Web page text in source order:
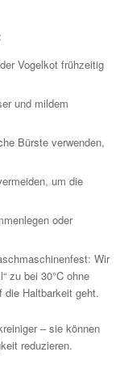
Vogelkot frühzeitig
und mildem
Bürste verwenden,
um die
oder
Wir
zu bei 30°C ohne
die Haltbarkeit geht.
– sie können
reduzieren.